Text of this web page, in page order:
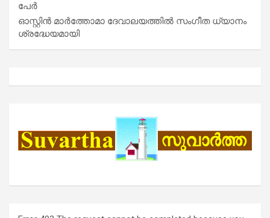
പേർ
ഓസ്റ്റിൻ മാർത്തോമാ ദേവാലയത്തിൽ സംഗീത ധ്യാനം
ശ്രദ്ധേയമായി